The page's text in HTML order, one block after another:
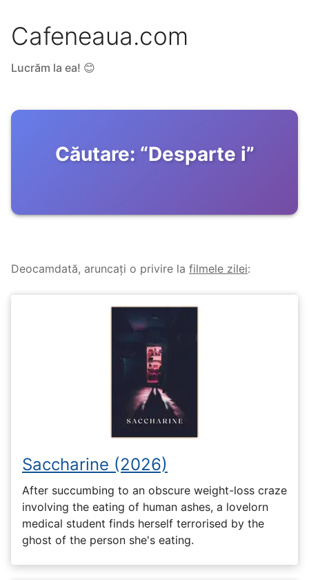
Cafeneaua.com
Lucrăm la ea! 😊
Căutare: “Desparte i”
Deocamdată, aruncați o privire la filmele zilei:
Saccharine (2026)
After succumbing to an obscure weight-loss craze
involving the eating of human ashes, a lovelorn
medical student finds herself terrorised by the
ghost of the person she's eating.